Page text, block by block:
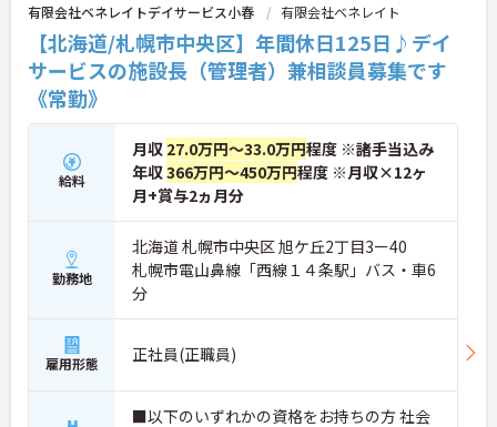
有限会社ベネレイトデイサービス小春 有限会社ベネレイト
【北海道/札幌市中央区】年間休日125日♪デイ
サービスの施設長（管理者）兼相談員募集です
《常勤》
給料
月収 27.0万円～33.0万円程度 ※諸手当込み
年収366万円～450万円程度 ※月収×12ヶ
月+賞与2ヵ月分
勤務地
北海道 札幌市中央区 旭ケ丘2丁目3ー40
札幌市電山鼻線「西線１４条駅」バス・車6
分
雇用形態 正社員(正職員)
■以下のいずれかの資格をお持ちの方 社会